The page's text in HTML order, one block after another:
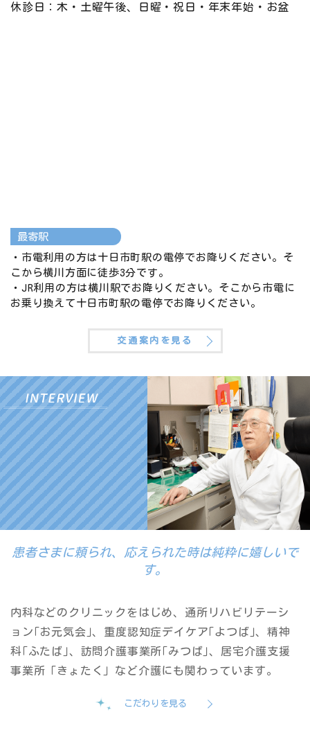
休診日：木・土曜午後、日曜・祝日・年末年始・お盆
最寄駅
・市電利用の方は十日市町駅の電停でお降りください。そ
こから横川方面に徒歩3分です。
・JR利用の方は横川駅でお降りください。そこから市電に
お乗り換えて十日市町駅の電停でお降りください。
交通案内を見る
患者さまに頼られ、応えられた時は純粋に嬉しいで
す。
内科などのクリニックをはじめ、通所リハビリテーシ
ョン｢お元気会｣、重度認知症デイケア｢よつば｣、精神
科｢ふたば｣、訪問介護事業所｢みつば｣、居宅介護支援
事業所「きょたく」など介護にも関わっています。
こだわりを見る